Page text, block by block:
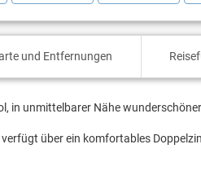
und Entfernungen
in unmittelbarer Nähe
über ein komfortables